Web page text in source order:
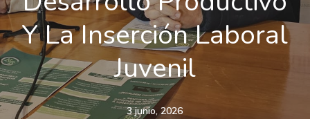
Y La Inserción Laboral
Juvenil
3 junio, 2026